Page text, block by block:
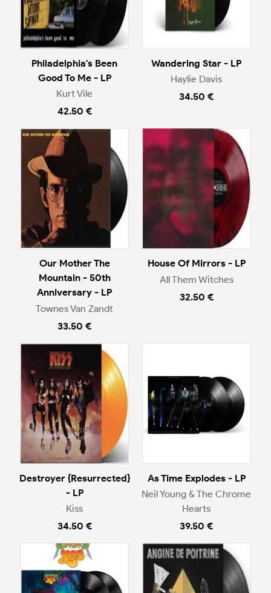
Philadelphia's Been
Good To Me - LP
Kurt Vile
42.50 €
Wandering Star - LP
Haylie Davis
34.50 €
Our Mother The
Mountain - 50th
Anniversary - LP
Townes Van Zandt
33.50 €
House Of Mirrors - LP
All Them Witches
32.50 €
Destroyer {Resurrected}
- LP
Kiss
34.50 €
As Time Explodes - LP
Neil Young & The Chrome
Hearts
39.50 €